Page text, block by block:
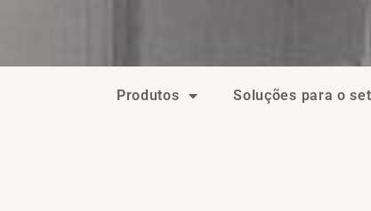
Produtos Soluções para o